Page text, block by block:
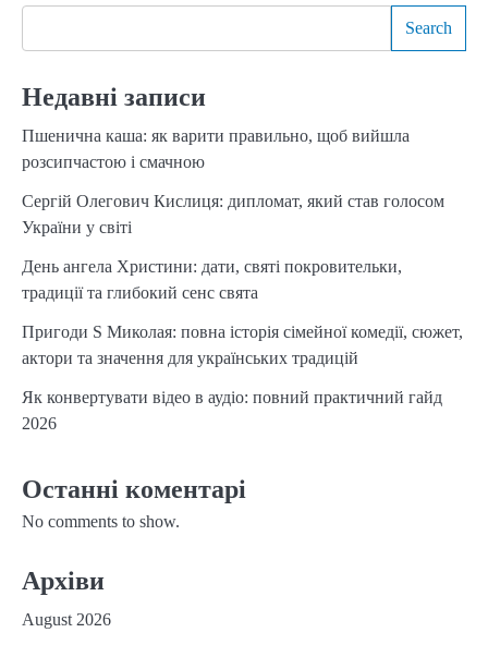
Search
Недавні записи
Пшенична каша: як варити правильно, щоб вийшла
розсипчастою і смачною
Сергій Олегович Кислиця: дипломат, який став голосом
України у світі
День ангела Христини: дати, святі покровительки,
традиції та глибокий сенс свята
Пригоди S Миколая: повна історія сімейної комедії, сюжет,
актори та значення для українських традицій
Як конвертувати відео в аудіо: повний практичний гайд
2026
Останні коментарі
No comments to show.
Архіви
August 2026